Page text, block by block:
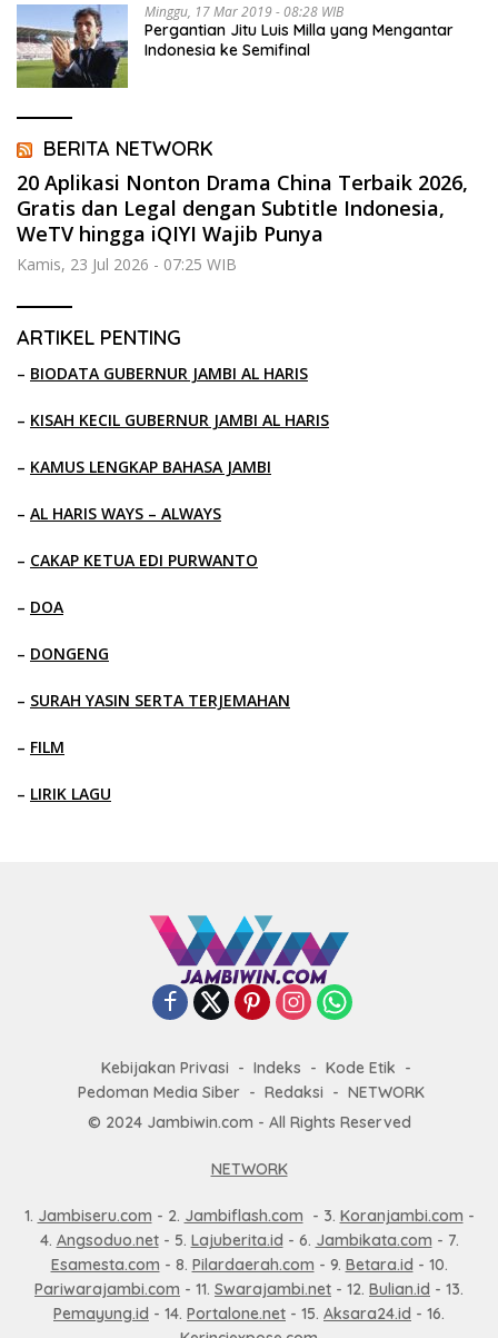
Minggu, 17 Mar 2019 - 08:28 WIB
Pergantian Jitu Luis Milla yang Mengantar
Indonesia ke Semifinal
BERITA NETWORK
20 Aplikasi Nonton Drama China Terbaik 2026,
Gratis dan Legal dengan Subtitle Indonesia,
WeTV hingga iQIYI Wajib Punya
Kamis, 23 Jul 2026 - 07:25 WIB
ARTIKEL PENTING
– BIODATA GUBERNUR JAMBI AL HARIS
– KISAH KECIL GUBERNUR JAMBI AL HARIS
– KAMUS LENGKAP BAHASA JAMBI
– AL HARIS WAYS – ALWAYS
– CAKAP KETUA EDI PURWANTO
– DOA
– DONGENG
– SURAH YASIN SERTA TERJEMAHAN
– FILM
– LIRIK LAGU
Kebijakan Privasi Indeks
Kode Etik
Pedoman Media Siber
Redaksi
NETWORK
© 2024 Jambiwin.com - All Rights Reserved
NETWORK
1. Jambiseru.com - 2. Jambiflash.com - 3. Koranjambi.com -
4. Angsoduo.net- 5. Lajuberita.id - 6. Jambikata.com - 7.
Esamesta.com - 8. Pilardaerah.com - 9. Betara.id - 10.
Pariwarajambi.com - 11. Swarajambi.net - 12. Bulian.id - 13.
Pemayung.id - 14. Portalone.net - 15. Aksara24.id - 16.